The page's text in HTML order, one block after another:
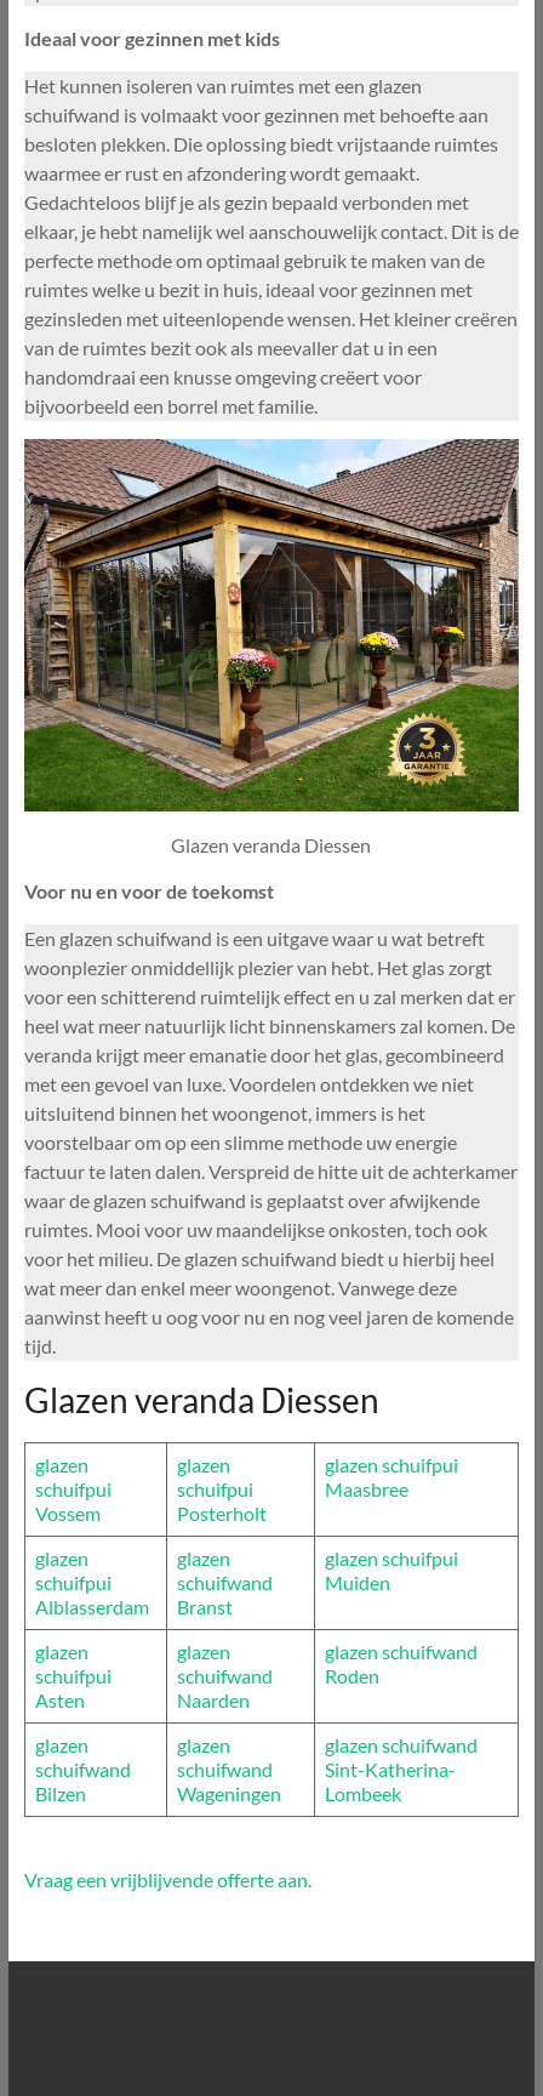
Ideaal voor gezinnen met kids
Het kunnen isoleren van ruimtes met een glazen
schuifwand is volmaakt voor gezinnen met behoefte aan
besloten plekken. Die oplossing biedt vrijstaande ruimtes
waarmee er rust en afzondering wordt gemaakt.
Gedachteloos blijf je als gezin bepaald verbonden met
elkaar, je hebt namelijk wel aanschouwelijk contact. Dit is de
perfecte methode om optimaal gebruik te maken van de
ruimtes welke u bezit in huis, ideaal voor gezinnen met
gezinsleden met uiteenlopende wensen. Het kleiner creëren
van de ruimtes bezit ook als meevaller dat u in een
handomdraai een knusse omgeving creëert voor
bijvoorbeeld een borrel met familie.
Glazen veranda Diessen
Voor nu en voor de toekomst
Een glazen schuifwand is een uitgave waar u wat betreft
woonplezier onmiddellijk plezier van hebt. Het glas zorgt
voor een schitterend ruimtelijk effect en u zal merken dat er
heel wat meer natuurlijk licht binnenskamers zal komen. De
veranda krijgt meer emanatie door het glas, gecombineerd
met een gevoel van luxe. Voordelen ontdekken we niet
uitsluitend binnen het woongenot, immers is het
voorstelbaar om op een slimme methode uw energie
factuur te laten dalen. Verspreid de hitte uit de achterkamer
waar de glazen schuifwand is geplaatst over afwijkende
ruimtes. Mooi voor uw maandelijkse onkosten, toch ook
voor het milieu. De glazen schuifwand biedt u hierbij heel
wat meer dan enkel meer woongenot. Vanwege deze
aanwinst heeft u oog voor nu en nog veel jaren de komende
tijd.
Glazen veranda Diessen
glazen
schuifpui
Vossem
glazen
schuifpui
Posterholt
glazen schuifpui
Maasbree
glazen
schuifpui
Alblasserdam
glazen
schuifwand
Branst
glazen schuifpui
Muiden
glazen
schuifpui
Asten
glazen
schuifwand
Naarden
glazen schuifwand
Roden
glazen
schuifwand
Bilzen
glazen
schuifwand
Wageningen
glazen schuifwand
Sint-Katherina-
Lombeek
Vraag een vrijblijvende offerte aan.